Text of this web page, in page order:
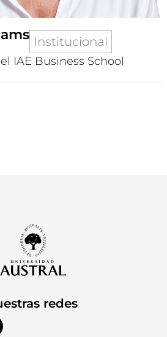
Institucional
IAE Business School
redes